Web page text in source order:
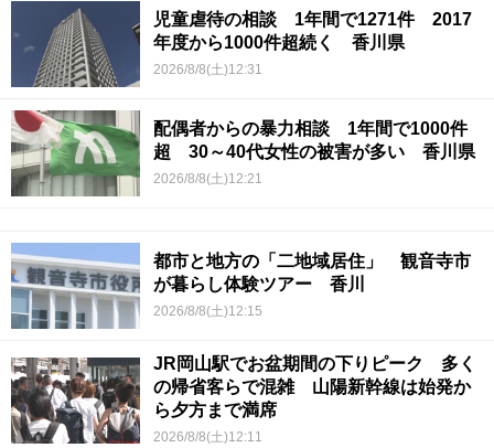
児童虐待の相談 1年間で1271件 2017
年度から1000件超続く 香川県
2026/8/8(土)12:31
配偶者からの暴力相談 1年間で1000件
超 30～40代女性の被害が多い 香川県
2026/8/8(土)12:21
都市と地方の「二地域居住」 観音寺市
が暮らし体験ツアー 香川
2026/8/8(土)12:15
JR岡山駅でお盆期間の下りピーク 多く
の帰省客らで混雑 山陽新幹線は始発か
ら夕方まで満席
2026/8/8(土)12:11